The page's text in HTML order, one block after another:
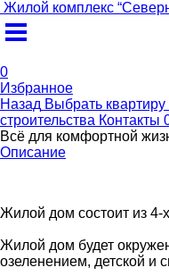
Жилой комплекс “
0
Избранное
Назад Выбрать квартиру
строительства Контакты
Всё для комфортной
Описание
Жилой дом состоит из 4-
Жилой дом будет
озеленением, детской и